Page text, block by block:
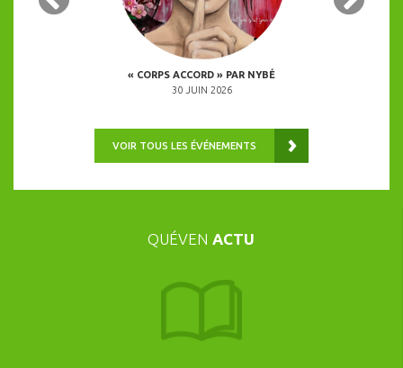
« CORPS ACCORD » PAR NYBÉ
30 JUIN 2026
VOIR TOUS LES ÉVÉNEMENTS
QUÉVEN ACTU